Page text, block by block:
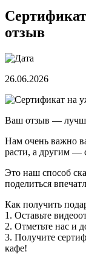
отзыв
26.06.2026
Ваш отзыв —
Нам очень важно
расти, а другим —
Это наш способ
поделиться
Как получить
1. Оставьте
2. Отметьте нас и
3. Получите
кафе!